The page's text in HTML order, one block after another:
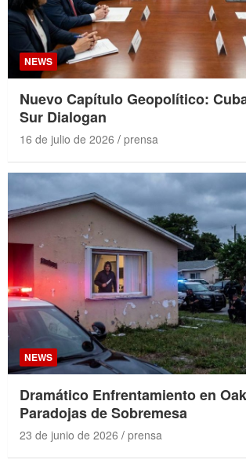
NEWS
Nuevo Capítulo Geopolítico:
Sur Dialogan
16 de julio de 2026 prensa
NEWS
Dramático Enfrentamiento en
Paradojas de Sobremesa
23 de junio de 2026 prensa